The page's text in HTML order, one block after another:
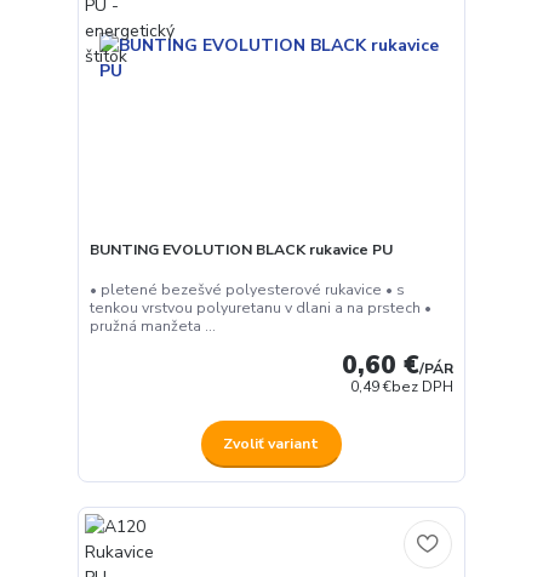
BUNTING EVOLUTION BLACK rukavice PU
• pletené bezešvé polyesterové rukavice • s
tenkou vrstvou polyuretanu v dlani a na prstech •
pružná manžeta ...
0,60 €/PÁR
0,49 €bez DPH
Zvoliť variant